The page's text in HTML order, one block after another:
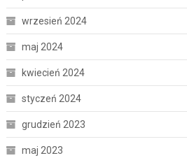
wrzesień 2024
maj 2024
kwiecień 2024
styczeń 2024
grudzień 2023
maj 2023